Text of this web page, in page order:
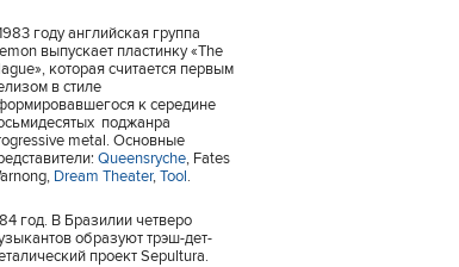
году английская группа
выпускает пластинку «The
которая считается первым
в стиле
к середине
поджанра
metal. Основные
Queensryche, Fates
Dream Theater,Tool.
год. В Бразилии четверо
образуют трэш-дет-
проект Sepultura.